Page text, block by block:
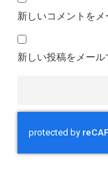
新しいコメントをメ
新しい投稿をメール